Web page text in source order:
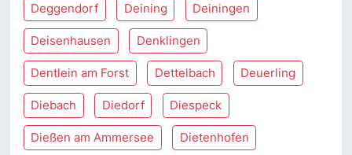
Deggendorf Deining Deiningen
Deisenhausen Denklingen
Dentlein am Forst Dettelbach Deuerling
Diebach Diedorf Diespeck
Dießen am Ammersee Dietenhofen